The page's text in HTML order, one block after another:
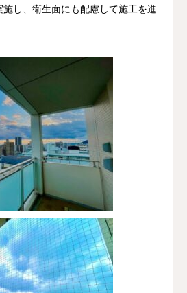
し、衛生面にも配慮して施工を進